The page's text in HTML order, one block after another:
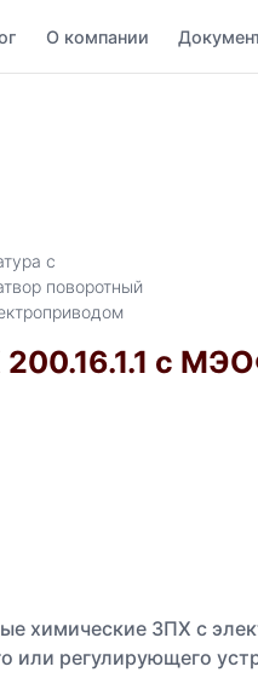
О компании
с
поворотный
200.16.1.1 с
химические ЗПХ с
или регулирующего